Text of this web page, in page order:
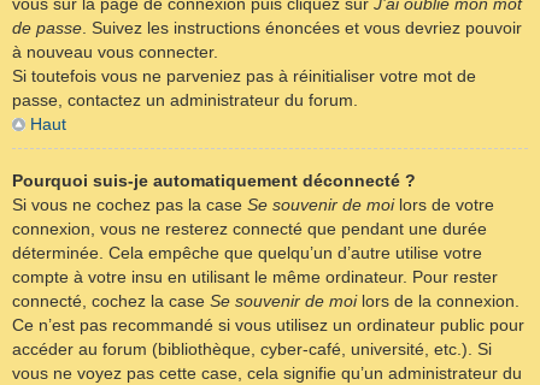
vous sur la page de connexion puis cliquez sur J’ai oublié mon mot
de passe. Suivez les instructions énoncées et vous devriez pouvoir
à nouveau vous connecter.
Si toutefois vous ne parveniez pas à réinitialiser votre mot de
passe, contactez un administrateur du forum.
Haut
Pourquoi suis-je automatiquement déconnecté ?
Si vous ne cochez pas la case Se souvenir de moilors de votre
connexion, vous ne resterez connecté que pendant une durée
déterminée. Cela empêche que quelqu’un d’autre utilise votre
compte à votre insu en utilisant le même ordinateur. Pour rester
connecté, cochez la case Se souvenir de moilors de la connexion.
Ce n’est pas recommandé si vous utilisez un ordinateur public pour
accéder au forum (bibliothèque, cyber-café, université, etc.). Si
vous ne voyez pas cette case, cela signifie qu’un administrateur du